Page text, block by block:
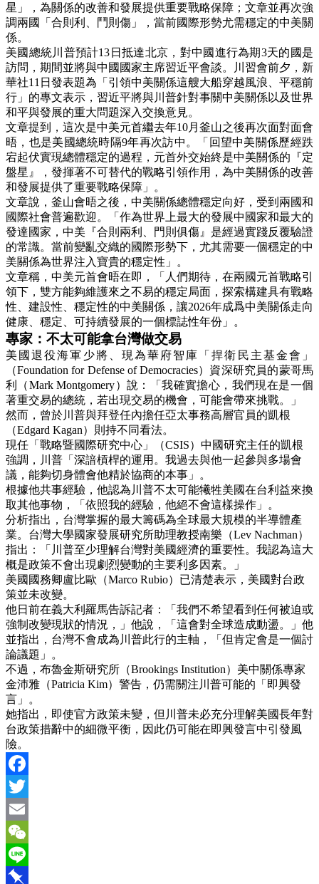
星」，為關係的改善和發展提供重要戰略保障；文章並再次強
調兩國「合則利、鬥則傷」，當前國際形勢尤需穩定的中美關
係。
美國總統川普預計13日抵達北京，對中國進行為期3天的國是
訪問，期間並將與中國國家主席習近平會談。川習會前夕，新
華社11日發表題為「引領中美關係這艘大船穿越風浪、平穩前
行」的專文表示，習近平將與川普針對事關中美關係以及世界
和平與發展的重大問題深入交換意見。
文章提到，這次是中美元首繼去年10月釜山之後再次面對面會
晤，也是美國總統時隔9年再次訪中。「回望中美關係歷經跌
宕起伏實現總體穩定的過程，元首外交始終是中美關係的『定
盤星』，發揮著不可替代的戰略引領作用，為中美關係的改善
和發展提供了重要戰略保障」。
文章說，釜山會晤之後，中美關係總體穩定向好，受到兩國和
國際社會普遍歡迎。「作為世界上最大的發展中國家和最大的
發達國家，中美『合則兩利、門則俱傷』是經過實踐反覆驗證
的常識。當前變亂交織的國際形勢下，尤其需要一個穩定的中
美關係為世界注入寶貴的穩定性」。
文章稱，中美元首會晤在即，「人們期待，在兩國元首戰略引
領下，雙方能夠維護來之不易的穩定局面，探索構建具有戰略
性、建設性、穩定性的中美關係，讓2026年成爲中美關係走向
健康、穩定、可持續發展的一個標誌性年份」。
專家：不太可能拿台灣做交易
美國退役海軍少將、現為華府智庫「捍衛民主基金會」
（Foundation for Defense of Democracies）資深研究員的蒙哥馬
利（Mark Montgomery）說：「我確實擔心，我們現在是一個
著重交易的總統，若出現交易的機會，可能會帶來挑戰。」
然而，曾於川普與拜登任內擔任亞太事務高層官員的凱根
（Edgard Kagan）則持不同看法。
現任「戰略暨國際研究中心」（CSIS）中國研究主任的凱根
強調，川普「深諳槓桿的運用。我過去與他一起參與多場會
議，能夠切身體會他精於協商的本事」。
根據他共事經驗，他認為川普不太可能犧牲美國在台利益來換
取其他事物，「依照我的經驗，他絕不會這樣操作」。
分析指出，台灣掌握的最大籌碼為全球最大規模的半導體產
業。台灣大學國家發展研究所助理教授南樂（Lev Nachman）
指出：「川普至少理解台灣對美國經濟的重要性。我認為這大
概是政策不會出現劇烈變動的主要利多因素。」
美國國務卿盧比歐（Marco Rubio）已清楚表示，美國對台政
策並未改變。
他日前在義大利羅馬告訴記者：「我們不希望看到任何被迫或
強制改變現狀的情況，」他說，「這會對全球造成動盪。」他
並指出，台灣不會成為川普此行的主軸，「但肯定會是一個討
論議題」。
不過，布魯金斯研究所（Brookings Institution）美中關係專家
金沛雅（Patricia Kim）警告，仍需關注川普可能的「即興發
言」。
她指出，即使官方政策未變，但川普未必充分理解美國長年對
台政策措辭中的細微平衡，因此仍可能在即興發言中引發風
險。
Facebook
Twitter
Email
WeChat
Line